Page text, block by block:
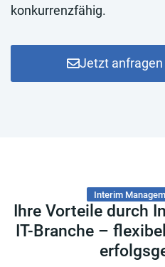
konkurrenzfähig.
Jetzt anfragen
Interim
Ihre Vorteile durch
IT-Branche –